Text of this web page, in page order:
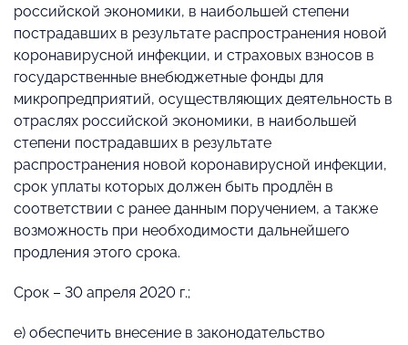
российской экономики, в наибольшей степени
пострадавших в результате распространения новой
коронавирусной инфекции, и страховых взносов в
государственные внебюджетные фонды для
микропредприятий, осуществляющих деятельность в
отраслях российской экономики, в наибольшей
степени пострадавших в результате
распространения новой коронавирусной инфекции,
срок уплаты которых должен быть продлён в
соответствии с ранее данным поручением, а также
возможность при необходимости дальнейшего
продления этого срока.
Срок – 30 апреля 2020 г.;
е) обеспечить внесение в законодательство